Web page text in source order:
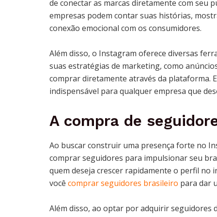
de conectar as marcas diretamente com seu
empresas podem contar suas histórias,
conexão emocional com os consumidores.
Além disso, o Instagram oferece diversas
suas estratégias de marketing, como
comprar diretamente através da plataforma.
indispensável para qualquer empresa que
A compra de
Ao buscar construir uma presença forte no
comprar seguidores para impulsionar seu
quem deseja crescer rapidamente o perfil no
você comprar seguidores brasileiro para dar
Além disso, ao optar por adquirir seguidores